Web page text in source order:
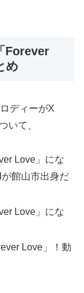
Forever
め
ディーがX
いて、
Love」にな
館山市出身だ
Love」にな
Love」！動